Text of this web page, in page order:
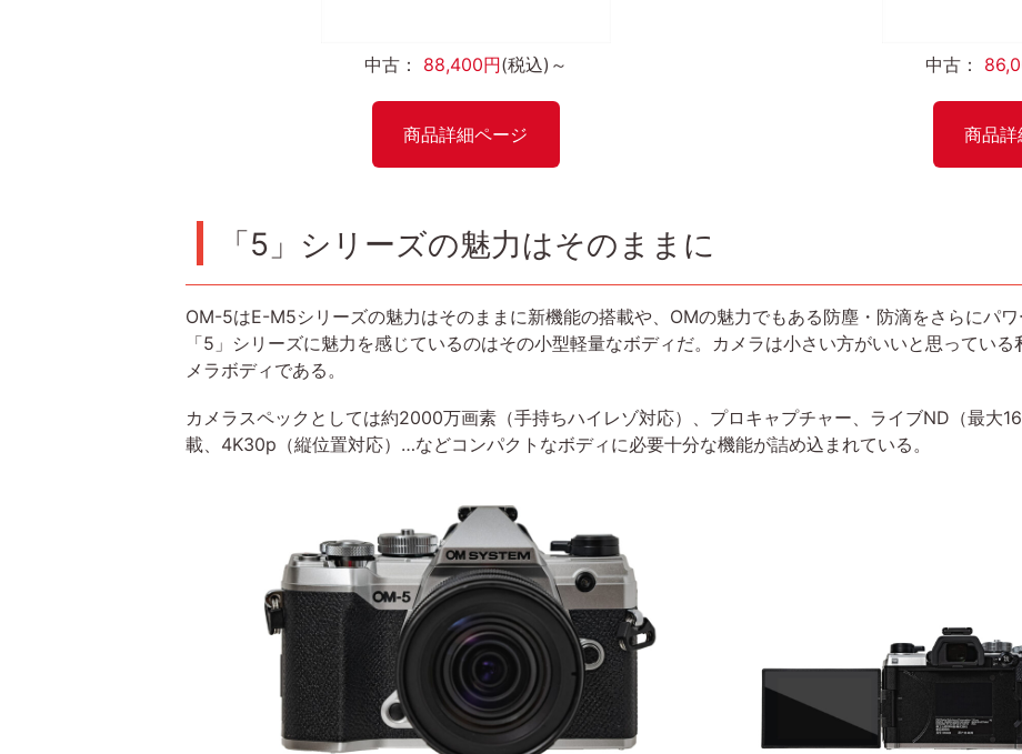
中古： 88,400円(税込)～
商品詳細ページ
中古：
商品
「5」シリーズの魅力はそのままに
OM-5はE-M5シリーズの魅力はそのままに新機能の搭載や、OMの魅力でもある防塵・防滴をさらにパ
「5」シリーズに魅力を感じているのはその小型軽量なボディだ。カメラは小さい方がいいと思ってい
メラボディである。
カメラスペックとしては約2000万画素（手持ちハイレゾ対応）、プロキャプチャー、ライブND（最大
載、4K30p（縦位置対応）…などコンパクトなボディに必要十分な機能が詰め込まれている。